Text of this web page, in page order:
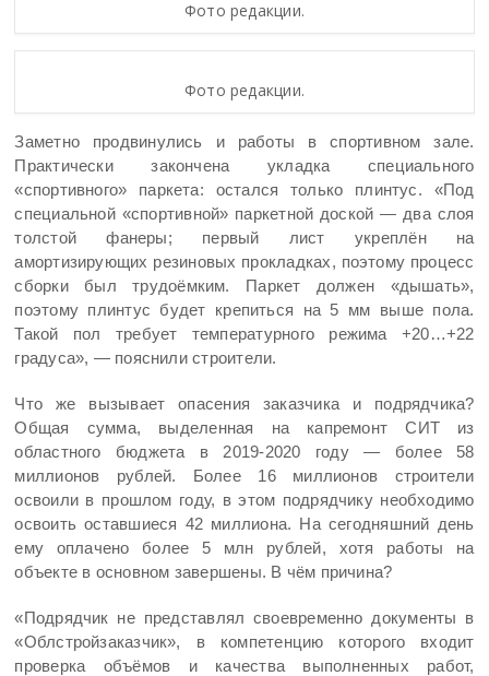
Фото редакции.
Фото редакции.
Заметно продвинулись и работы в спортивном зале.
Практически закончена укладка специального
«спортивного» паркета: остался только плинтус. «Под
специальной «спортивной» паркетной доской — два слоя
толстой фанеры; первый лист укреплён на
амортизирующих резиновых прокладках, поэтому процесс
сборки был трудоёмким. Паркет должен «дышать»,
поэтому плинтус будет крепиться на 5 мм выше пола.
Такой пол требует температурного режима +20…+22
градуса», — пояснили строители.
Что же вызывает опасения заказчика и подрядчика?
Общая сумма, выделенная на капремонт СИТ из
областного бюджета в 2019-2020 году — более 58
миллионов рублей. Более 16 миллионов строители
освоили в прошлом году, в этом подрядчику необходимо
освоить оставшиеся 42 миллиона. На сегодняшний день
ему оплачено более 5 млн рублей, хотя работы на
объекте в основном завершены. В чём причина?
«Подрядчик не представлял своевременно документы в
«Облстройзаказчик», в компетенцию которого входит
проверка объёмов и качества выполненных работ,